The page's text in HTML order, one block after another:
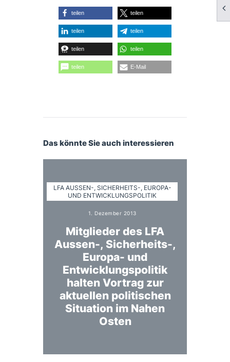
teilen teilen
teilen teilen
teilen teilen
teilen E-Mail
Das könnte Sie auch interessieren
LFA AUSSEN-, SICHERHEITS-, EUROPA- U
ND ENTWICKLUNGSPOLITIK
1. Dezember 2013
Mitglieder des LFA
Aussen-, Sicherheits-,
Europa- und
Entwicklungspolitik
halten Vortrag zur
aktuellen politischen
Situation im Nahen
Osten